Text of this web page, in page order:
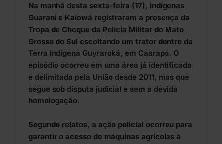
Na manhã desta sexta-feira (17), indígenas
Guarani e Kaiowá registraram a presença da
Tropa de Choque da Polícia Militar do Mato
Grosso do Sul escoltando um trator dentro da
Terra Indígena Guyraroká, em Caarapó. O
episódio ocorreu em uma área já identificada
e delimitada pela União desde 2011, mas que
segue sob disputa judicial e sem a devida
homologação.
Segundo relatos, a ação policial ocorreu para
garantir o acesso de máquinas agrícolas à